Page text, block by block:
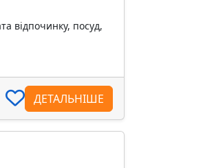
відпочинку, посуд,
ДЕТАЛЬНІШЕ